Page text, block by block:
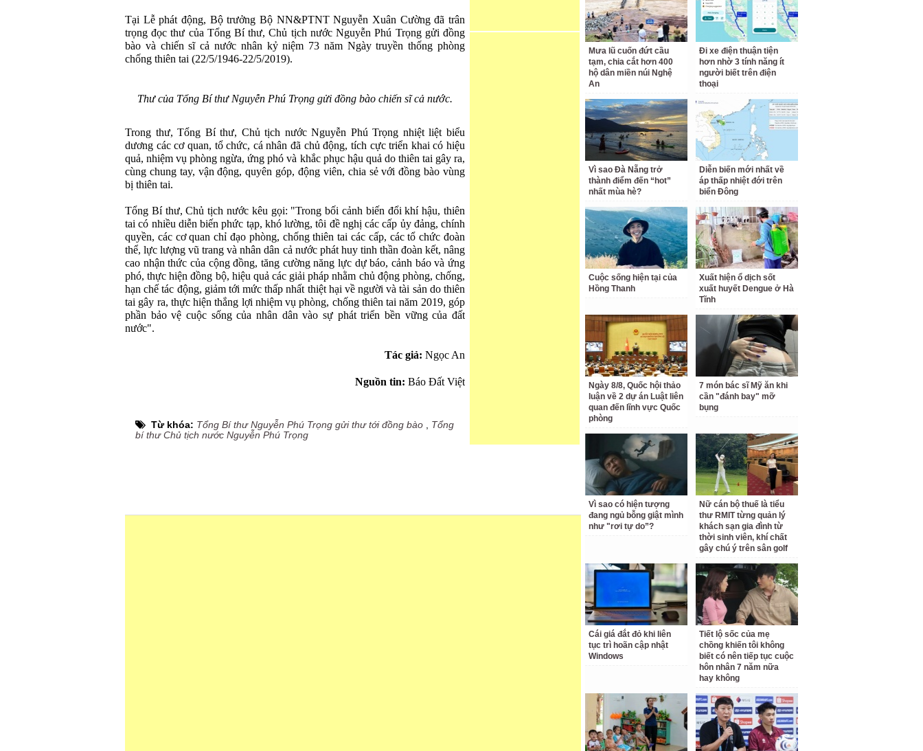
Tại Lễ phát động, Bộ trưởng Bộ NN&PTNT Nguyễn Xuân Cường đã trân
trọng đọc thư của Tổng Bí thư, Chủ tịch nước Nguyễn Phú Trọng gửi đồng
bào và chiến sĩ cả nước nhân kỷ niệm 73 năm Ngày truyền thống phòng
chống thiên tai (22/5/1946-22/5/2019).
Thư của Tổng Bí thư Nguyễn Phú Trọng gửi đồng bào chiến sĩ cả nước.
Trong thư, Tổng Bí thư, Chủ tịch nước Nguyễn Phú Trọng nhiệt liệt biểu
dương các cơ quan, tổ chức, cá nhân đã chủ động, tích cực triển khai có hiệu
quả, nhiệm vụ phòng ngừa, ứng phó và khắc phục hậu quả do thiên tai gây ra,
cùng chung tay, vận động, quyên góp, động viên, chia sẻ với đồng bào vùng
bị thiên tai.
Tổng Bí thư, Chủ tịch nước kêu gọi: "Trong bối cảnh biến đổi khí hậu, thiên
tai có nhiều diễn biến phức tạp, khó lường, tôi đề nghị các cấp ủy đảng, chính
quyền, các cơ quan chỉ đạo phòng, chống thiên tai các cấp, các tổ chức đoàn
thể, lực lượng vũ trang và nhân dân cả nước phát huy tinh thần đoàn kết, nâng
cao nhận thức của cộng đồng, tăng cường năng lực dự báo, cảnh báo và ứng
phó, thực hiện đồng bộ, hiệu quả các giải pháp nhằm chủ động phòng, chống,
hạn chế tác động, giảm tới mức thấp nhất thiệt hại về người và tài sản do thiên
tai gây ra, thực hiện thắng lợi nhiệm vụ phòng, chống thiên tai năm 2019, góp
phần bảo vệ cuộc sống của nhân dân vào sự phát triển bền vững của đất
nước".
Tác giả: Ngọc An
Nguồn tin: Báo Đất Việt
Từ khóa: Tổng Bí thư Nguyễn Phú Trọng gửi thư tới đồng bào
Tổng
bí thư Chủ tịch nước Nguyễn Phú Trọng
Mưa lũ cuốn đứt cầu
tạm, chia cắt hơn 400
hộ dân miền núi Nghệ
An
Đi xe điện thuận tiện
hơn nhờ 3 tính năng ít
người biết trên điện
thoại
Vì sao Đà Nẵng trở
thành điểm đến “hot”
nhất mùa hè?
Diễn biến mới nhất về
áp thấp nhiệt đới trên
biển Đông
Cuộc sống hiện tại của
Hồng Thanh
Xuất hiện ổ dịch sốt
xuất huyết Dengue ở Hà
Tĩnh
Ngày 8/8, Quốc hội thảo
luận về 2 dự án Luật liên
quan đến lĩnh vực Quốc
phòng
7 món bác sĩ Mỹ ăn khi
cần "đánh bay" mỡ
bụng
Vì sao có hiện tượng
đang ngủ bỗng giật mình
như "rơi tự do”?
Nữ cán bộ thuế là tiểu
thư RMIT từng quản lý
khách sạn gia đình từ
thời sinh viên, khí chất
gây chú ý trên sân golf
Cái giá đắt đỏ khi liên
tục trì hoãn cập nhật
Windows
Tiết lộ sốc của mẹ
chồng khiến tôi không
biết có nên tiếp tục cuộc
hôn nhân 7 năm nữa
hay không